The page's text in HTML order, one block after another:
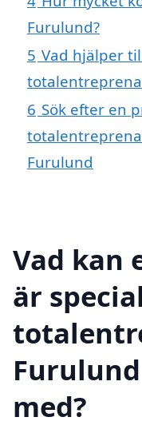
Furulund?
5 Vad hjälper
6 Sök efter en
Furulund
Vad kan
är
med?